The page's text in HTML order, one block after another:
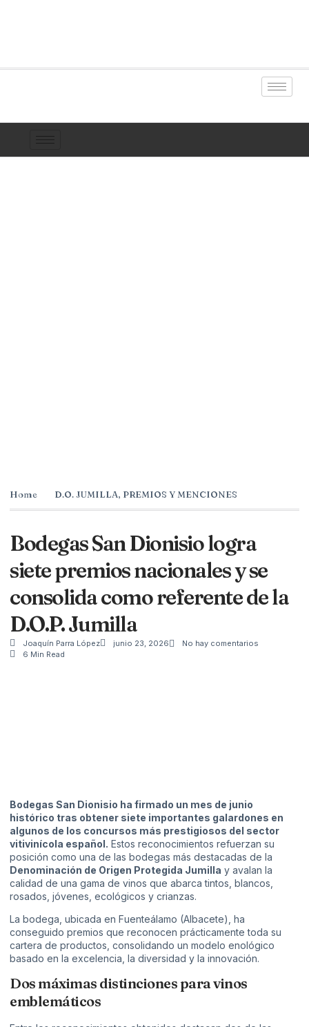
Home D.O. JUMILLA, PREMIOS Y MENCIONES
Bodegas San Dionisio logra
siete premios nacionales y se
consolida como referente de la
D.O.P. Jumilla
Joaquín Parra López junio 23, 2026
No hay comentarios
6 Min Read
Bodegas San Dionisio ha firmado un mes de junio
histórico tras obtener siete importantes galardones en
algunos de los concursos más prestigiosos del sector
vitivinícola español. Estos reconocimientos refuerzan su
posición como una de las bodegas más destacadas de la
Denominación de Origen Protegida Jumilla y avalan la
calidad de una gama de vinos que abarca tintos, blancos,
rosados, jóvenes, ecológicos y crianzas.
La bodega, ubicada en Fuenteálamo (Albacete), ha
conseguido premios que reconocen prácticamente toda su
cartera de productos, consolidando un modelo enológico
basado en la excelencia, la diversidad y la innovación.
Dos máximas distinciones para vinos
emblemáticos